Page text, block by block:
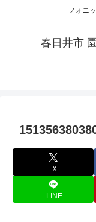
フォニ
春日井市
X
LINE